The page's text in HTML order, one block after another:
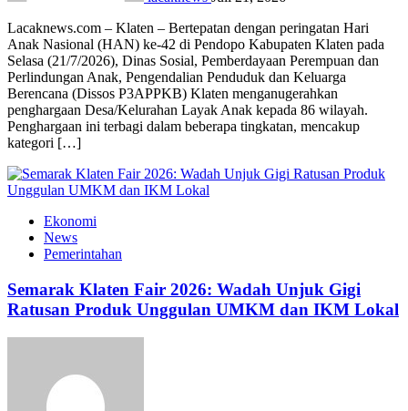
Lacaknews.com – Klaten – Bertepatan dengan peringatan Hari
Anak Nasional (HAN) ke-42 di Pendopo Kabupaten Klaten pada
Selasa (21/7/2026), Dinas Sosial, Pemberdayaan Perempuan dan
Perlindungan Anak, Pengendalian Penduduk dan Keluarga
Berencana (Dissos P3APPKB) Klaten menganugerahkan
penghargaan Desa/Kelurahan Layak Anak kepada 86 wilayah.
Penghargaan ini terbagi dalam beberapa tingkatan, mencakup
kategori […]
Ekonomi
News
Pemerintahan
Semarak Klaten Fair 2026: Wadah Unjuk Gigi
Ratusan Produk Unggulan UMKM dan IKM Lokal